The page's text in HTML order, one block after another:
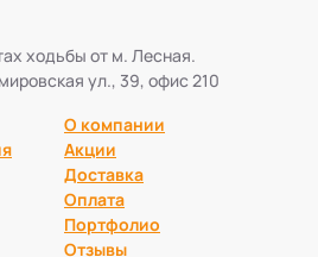
ходьбы от м. Лесная.
ул., 39, офис 210
О компании
Акции
Доставка
Оплата
Портфолио
Отзывы